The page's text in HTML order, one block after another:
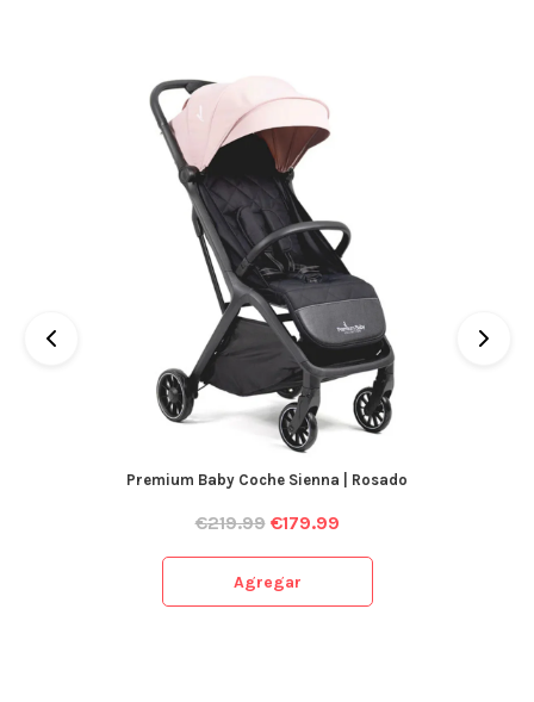
Premium Baby Coche Sienna | Rosado
€219.99 €179.99
Agregar